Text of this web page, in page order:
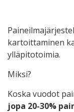
kartoittaminen
ylläpitotoimia.
Miksi?
Koska vuodot
jopa 20-30%